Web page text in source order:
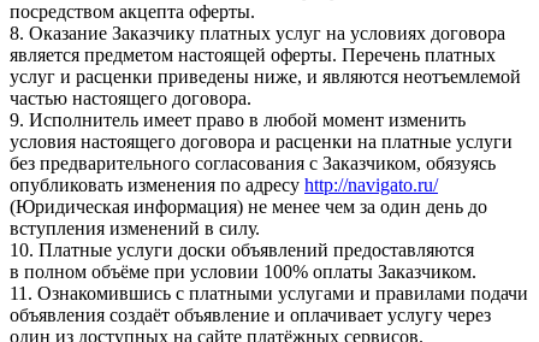
посредством акцепта оферты.
8. Оказание Заказчику платных услуг на условиях договора
является предметом настоящей оферты. Перечень платных
услуг и расценки приведены ниже, и являются неотъемлемой
частью настоящего договора.
9. Исполнитель имеет право в любой момент изменить
условия настоящего договора и расценки на платные услуги
без предварительного согласования с Заказчиком, обязуясь
опубликовать изменения по адресу http://navigato.ru/
(Юридическая информация) не менее чем за один день до
вступления изменений в силу.
10. Платные услуги доски объявлений предоставляются
в полном объёме при условии 100% оплаты Заказчиком.
11. Ознакомившись с платными услугами и правилами подачи
объявления создаёт объявление и оплачивает услугу через
один из доступных на сайте платёжных сервисов.